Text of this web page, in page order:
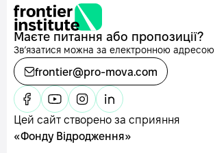
Маєте питання або пропозиції?
Звʼязатися можна за електронною адресою
frontier@pro-mova.com
Цей сайт створено за сприяння
«Фонду Відродження»